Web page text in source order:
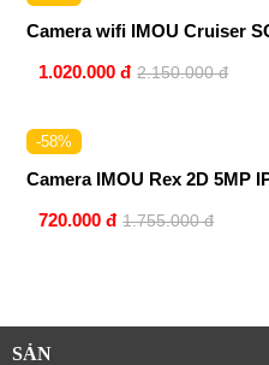
Camera wifi IMOU Cruiser
1.020.000 đ 2.150.000 đ
-58%
Camera IMOU Rex 2D 5MP
720.000 đ 1.755.000 đ
SẢN